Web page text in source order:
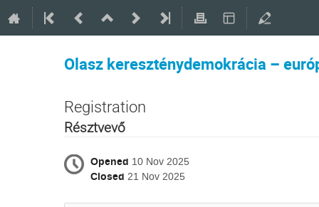
Olasz kereszténydemokrácia –
Registration
Résztvevő
Opened 10 Nov 2025
Closed 21 Nov 2025